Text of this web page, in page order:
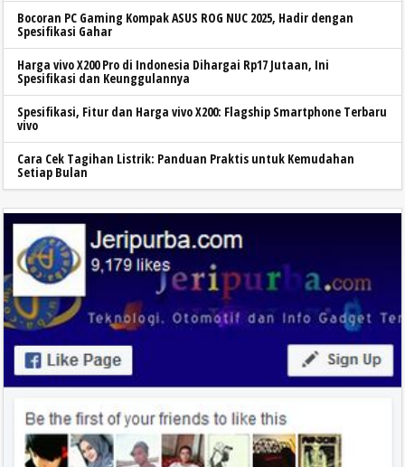
Bocoran PC Gaming Kompak ASUS ROG NUC 2025, Hadir dengan
Spesifikasi Gahar
Harga vivo X200 Pro di Indonesia Dihargai Rp17 Jutaan, Ini
Spesifikasi dan Keunggulannya
Spesifikasi, Fitur dan Harga vivo X200: Flagship Smartphone Terbaru
vivo
Cara Cek Tagihan Listrik: Panduan Praktis untuk Kemudahan
Setiap Bulan